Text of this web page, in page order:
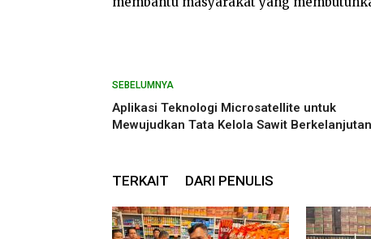
SEBELUMNYA
Aplikasi Teknologi Microsatellite untuk
Mewujudkan Tata Kelola Sawit Berkelanjutan
TERKAIT DARI PENULIS